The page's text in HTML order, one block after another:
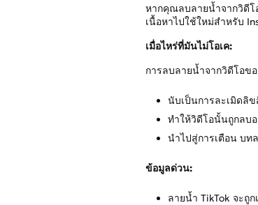
หากคุณลบลายน้ำจากวิดีโ
เนื้อหาไปใช้ใหม่สำหรับ
เมื่อไหร่ที่มันไม่โอเค:
การลบลายน้ำจากวิดีโอข
นับเป็นการละเมิดลิ
ทำให้วิดีโอนั้นถูกลบ
นำไปสู่การเตือน บ
ข้อมูลด่วน:
ลายน้ำ TikTok จะถู